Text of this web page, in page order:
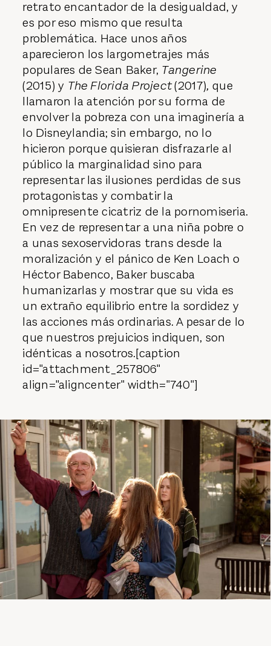
retrato encantador de la desigualdad, y
es por eso mismo que resulta
problemática. Hace unos años
aparecieron los largometrajes más
populares de Sean Baker, Tangerine
(2015) y The Florida Project(2017), que
llamaron la atención por su forma de
envolver la pobreza con una imaginería a
lo Disneylandia; sin embargo, no lo
hicieron porque quisieran disfrazarle al
público la marginalidad sino para
representar las ilusiones perdidas de sus
protagonistas y combatir la
omnipresente cicatriz de la pornomiseria.
En vez de representar a una niña pobre o
a unas sexoservidoras trans desde la
moralización y el pánico de Ken Loach o
Héctor Babenco, Baker buscaba
humanizarlas y mostrar que su vida es
un extraño equilibrio entre la sordidez y
las acciones más ordinarias. A pesar de lo
que nuestros prejuicios indiquen, son
idénticas a nosotros.[caption
id="attachment_257806"
align="aligncenter" width="740"]